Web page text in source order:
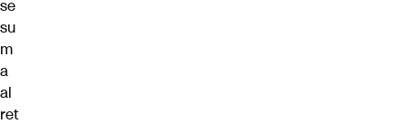
se
su
m
a
al
ret